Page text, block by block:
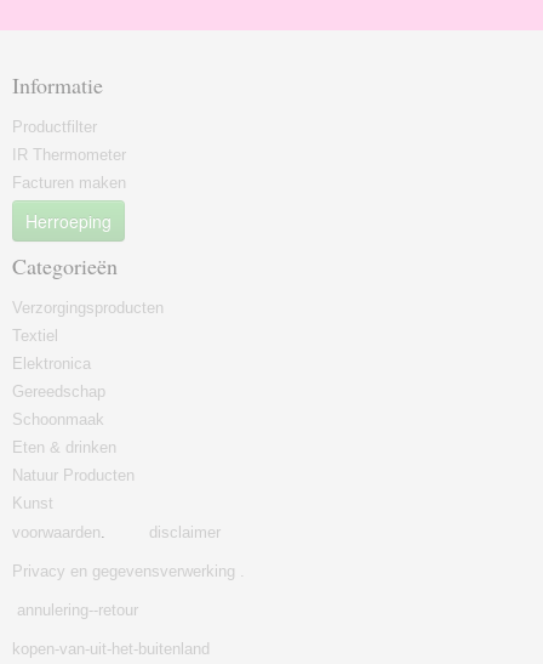
Informatie
Productfilter
IR Thermometer
Facturen maken
Herroeping
Categorieën
Verzorgingsproducten
Textiel
Elektronica
Gereedschap
Schoonmaak
Eten & drinken
Natuur Producten
Kunst
voorwaarden. disclaimer
Privacy en gegevensverwerking .
annulering--retour
kopen-van-uit-het-buitenland